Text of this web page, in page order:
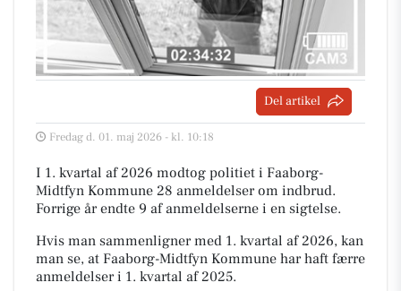
Del artikel
Fredag d. 01. maj 2026 - kl. 10:18
I 1. kvartal af 2026 modtog politiet i Faaborg-
Midtfyn Kommune 28 anmeldelser om indbrud.
Forrige år endte 9 af anmeldelserne i en sigtelse.
Hvis man sammenligner med 1. kvartal af 2026, kan
man se, at Faaborg-Midtfyn Kommune har haft færre
anmeldelser i 1. kvartal af 2025.